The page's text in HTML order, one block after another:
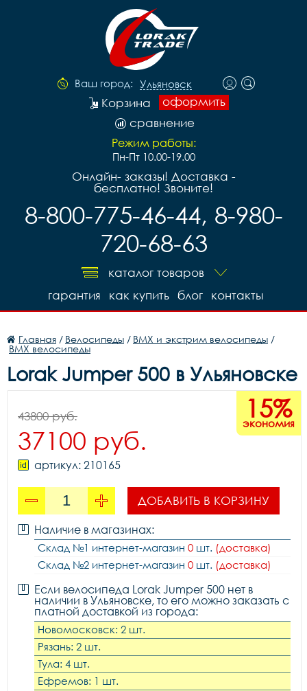
Ваш город: Ульяновск
оформить
Корзина
сравнение
Режим работы:
Пн-Пт 10.00-19.00
Онлайн- заказы! Доставка -
бесплатно! Звоните!
8-800-775-46-44, 8-980-
720-68-63
каталог товаров
контакты
блог
как купить
гарантия
Главная / Велосипеды / BMX и экстрим велосипеды /
BMX велосипеды
Lorak Jumper 500 в Ульяновске
15%
экономия
43800 руб.
37100 руб.
артикул: 210165
ДОБАВИТЬ В КОРЗИНУ
Наличие в магазинах:
Склад №1 интернет-магазин 0 шт. (доставка)
Склад №2 интернет-магазин 0 шт. (доставка)
Если велосипеда Lorak Jumper 500 нет в
наличии в Ульяновске, то его можно заказать с
платной доставкой из города:
Новомосковск: 2 шт.
Рязань: 2 шт.
Тула: 4 шт.
Ефремов: 1 шт.